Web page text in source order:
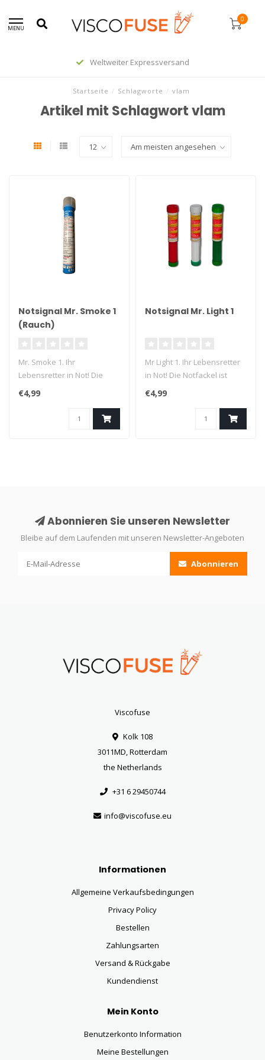
MENU
0
Weltweiter Expressversand
Startseite / Schlagworte / vlam
Artikel mit Schlagwort vlam
Notsignal Mr. Smoke 1
(Rauch)
Mr. Smoke 1. Ihr
Lebensretter in Not! Die
Notfackel ist unter allen
Umständen s..
€4,99
Notsignal Mr. Light 1
Mr Light 1. Ihr Lebensretter
in Not! Die Notfackel ist
unter allen Umständen se..
€4,99
Abonnieren Sie unseren Newsletter
Bleibe auf dem Laufenden mit unseren Newsletter-Angeboten
Abonnieren
Viscofuse
Kolk 108
3011MD, Rotterdam
the Netherlands
+31 6 29450744
info@viscofuse.eu
Informationen
Allgemeine Verkaufsbedingungen
Privacy Policy
Bestellen
Zahlungsarten
Versand & Rückgabe
Kundendienst
Mein Konto
Benutzerkonto Information
Meine Bestellungen